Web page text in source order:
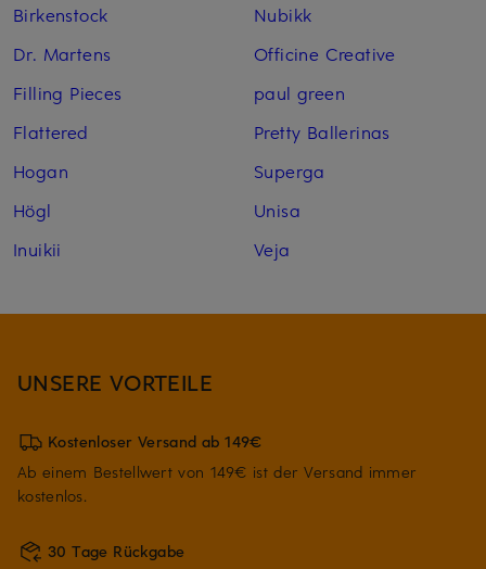
Birkenstock
Dr. Martens
Filling Pieces
Flattered
Hogan
Högl
Inuikii
Nubikk
Officine Creative
paul green
Pretty Ballerinas
Superga
Unisa
Veja
UNSERE VORTEILE
Kostenloser Versand ab 149€
Ab einem Bestellwert von 149€ ist der Versand immer
kostenlos.
30 Tage Rückgabe